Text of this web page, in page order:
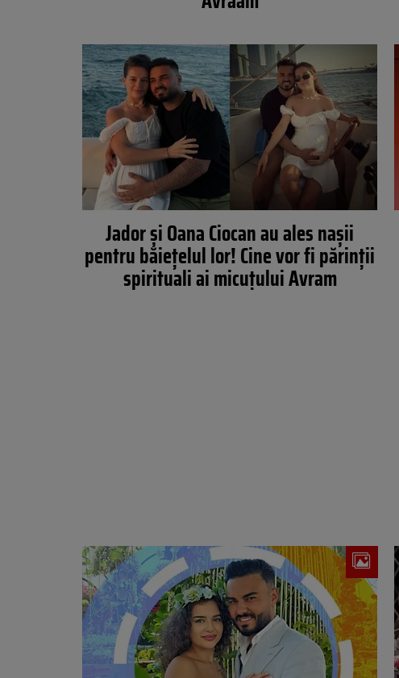
Jador și Oana Ciocan au ales nașii
pentru băiețelul lor! Cine vor fi părinții
spirituali ai micuțului Avram